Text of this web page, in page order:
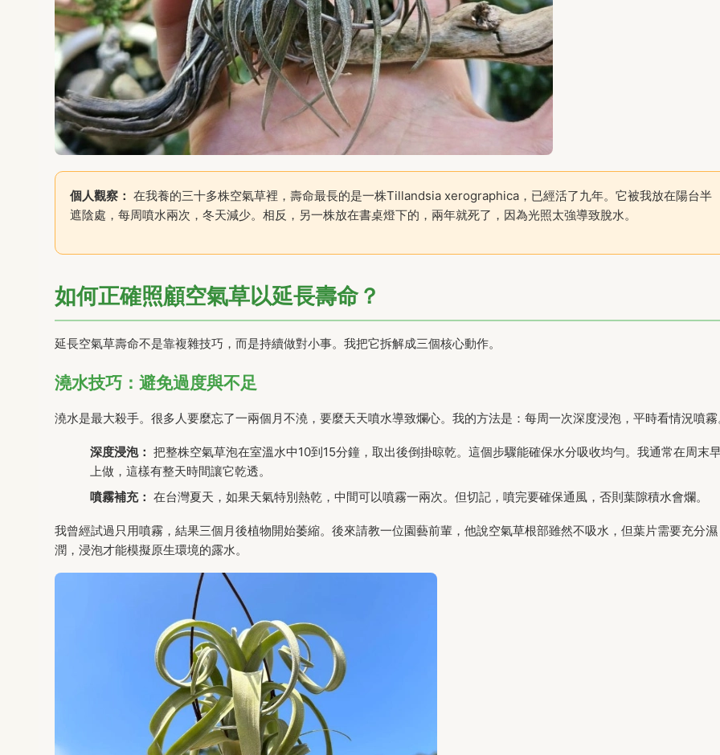
個人觀察： 在我養的三十多株空氣草裡，壽命最長的是一株Tillandsia xerographica，已經活了九年。它被我放在陽台半
遮陰處，每周噴水兩次，冬天減少。相反，另一株放在書桌燈下的，兩年就死了，因為光照太強導致脫水。
如何正確照顧空氣草以延長壽命？
延長空氣草壽命不是靠複雜技巧，而是持續做對小事。我把它拆解成三個核心動作。
澆水技巧：避免過度與不足
澆水是最大殺手。很多人要麼忘了一兩個月不澆，要麼天天噴水導致爛心。我的方法是：每周一次深度浸泡，平時看情況噴
深度浸泡： 把整株空氣草泡在室溫水中10到15分鐘，取出後倒掛晾乾。這個步驟能確保水分吸收均勻。我通常在周末
上做，這樣有整天時間讓它乾透。
噴霧補充： 在台灣夏天，如果天氣特別熱乾，中間可以噴霧一兩次。但切記，噴完要確保通風，否則葉隙積水會爛。
我曾經試過只用噴霧，結果三個月後植物開始萎縮。後來請教一位園藝前輩，他說空氣草根部雖然不吸水，但葉片需要充分濕
潤，浸泡才能模擬原生環境的露水。